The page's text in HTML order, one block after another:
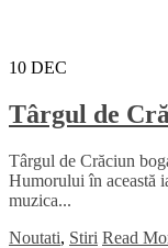
10 DEC
Târgul de
Târgul de Crăciun
Humorului în această
muzica...
Noutati, Stiri Read